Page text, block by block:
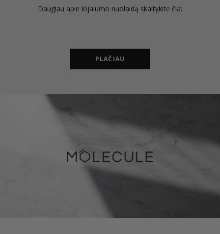
Daugiau apie lojalumo nuolaidą skaitykite čia:
PLAČIAU